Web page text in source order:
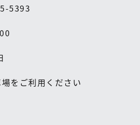
5393
をご利用ください